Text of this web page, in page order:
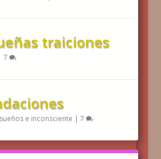
traiciones
7
sueños e inconsciente | 7